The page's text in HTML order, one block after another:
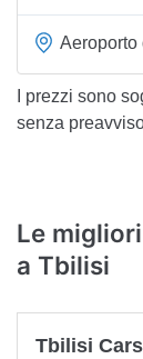
Aeroporto
I prezzi sono
senza
Le
a Tbilisi
Tbilisi Cars